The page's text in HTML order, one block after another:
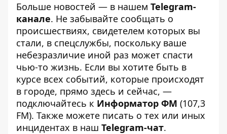
Больше новостей — в нашем Telegram-
канале. Не забывайте сообщать о
происшествиях, свидетелем которых вы
стали, в спецслужбы, поскольку ваше
небезразличие иной раз может спасти
чью-то жизнь. Если вы хотите быть в
курсе всех событий, которые происходят
в городе, прямо здесь и сейчас, —
подключайтесь к Информатор ФМ (107,3
FM). Также можете писать о тех или иных
инцидентах в наш Telegram-чат.